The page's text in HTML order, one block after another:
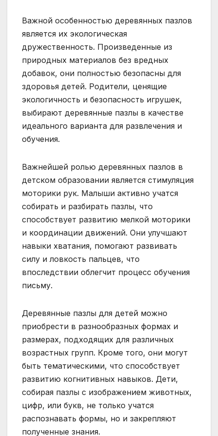
Важной особенностью деревянных пазлов
является их экологическая
дружественность. Произведенные из
природных материалов без вредных
добавок, они полностью безопасны для
здоровья детей. Родители, ценящие
экологичность и безопасность игрушек,
выбирают деревянные пазлы в качестве
идеального варианта для развлечения и
обучения.
Важнейшей ролью деревянных пазлов в
детском образовании является стимуляция
моторики рук. Малыши активно учатся
собирать и разбирать пазлы, что
способствует развитию мелкой моторики
и координации движений. Они улучшают
навыки хватания, помогают развивать
силу и ловкость пальцев, что
впоследствии облегчит процесс обучения
письму.
Деревянные пазлы для детей можно
приобрести в разнообразных формах и
размерах, подходящих для различных
возрастных групп. Кроме того, они могут
быть тематическими, что способствует
развитию когнитивных навыков. Дети,
собирая пазлы с изображением животных,
цифр, или букв, не только учатся
распознавать формы, но и закрепляют
полученные знания.